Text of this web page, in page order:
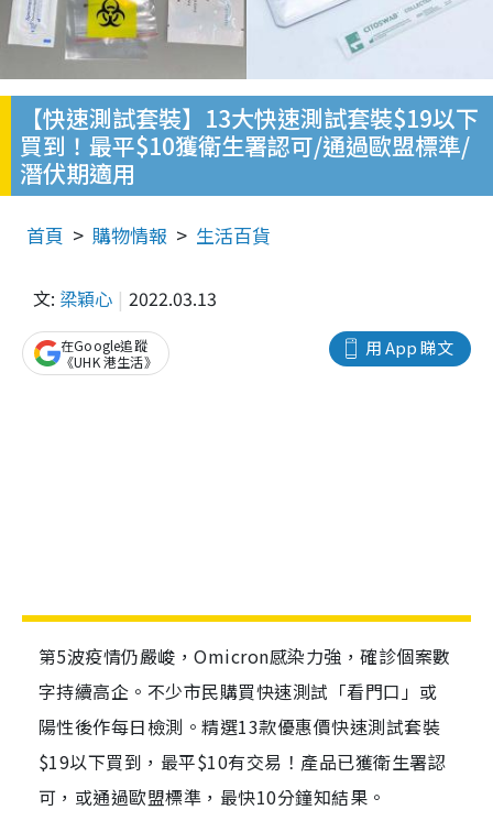
【快速測試套裝】13大快速測試套裝$19以下
買到！最平$10獲衛生署認可/通過歐盟標準/
潛伏期適用
首頁 購物情報 生活百貨
文: 梁穎心 2022.03.13
用 App 睇文
在Google追蹤
《UHK 港生活》
第5波疫情仍嚴峻，Omicron感染力強，確診個案數
字持續高企。不少市民購買快速測試「看門口」或
陽性後作每日檢測。精選13款優惠價快速測試套裝
$19以下買到，最平$10有交易！產品已獲衛生署認
可，或通過歐盟標準，最快10分鐘知結果。